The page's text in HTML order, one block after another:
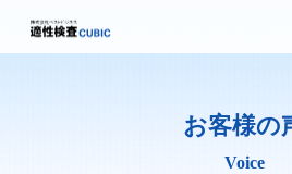
お客様の
Voice